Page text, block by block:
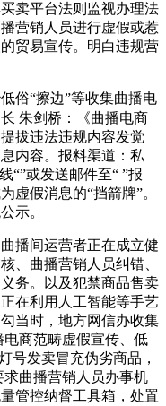
卖平台法则监视办理法
营销人员进行虚假或惹
贸易宣传。明白违规营
“擦边”等收集曲播电
朱剑桥：《曲播电商
拔违法违规内容发觉
内容。报料渠道：私
“”或发送邮件至“ ”报
虚假消息的“挡箭牌”。
示。
播间运营者正在成立健
、曲播营销人员纠错、
务。以及犯禁商品售卖
在利用人工智能等手艺
当时，地方网信办收集
商范畴虚假宣传、低
号发卖冒充伪劣商品，
曲播营销人员办事机
管控纳督工具箱，处置